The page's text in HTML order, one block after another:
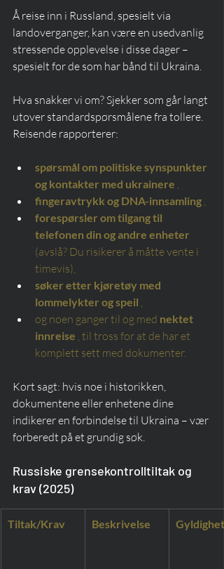
Å reise inn i Russland, spesielt via
landoverganger, kan være en usedvanlig
stressende opplevelse i disse dager –
spesielt for de som har bånd til Ukraina.
Hva snakker vi om? Sjekker som går langt
utover standardspørsmålene fra tollere.
Reisende rapporterer:
spørsmål om politiske synspunkter
og kontakter med ukrainere ,
fingeravtrykk og DNA-innsamling ,
forespørsler om tilgang til
telefonen din og andre enheter
(avslå? Du risikerer å måtte vente i
timevis),
søker etter kjøretøy med
lommelykter og speil ,
og noen ganger til og med nektet
innreise , til tross for at de har et
komplett sett med dokumenter.
Kort sagt: hvis noe i historikken,
dokumentene eller enhetene dine
indikerer en forbindelse til Ukraina – vær
forberedt på et grundig søk.
Russiske grensekontrolltiltak og
krav (2025)
Tiltak/Krav Beskrivelse